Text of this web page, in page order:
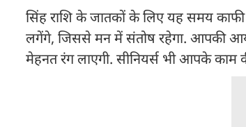
सिंह राशि के जातकों के लिए यह समय
लगेंगे, जिससे मन में संतोष रहेगा. आपकी आय
मेहनत रंग लाएगी. सीनियर्स भी आपके काम